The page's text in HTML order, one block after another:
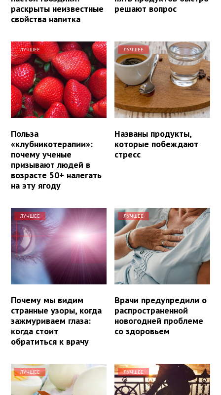
раскрыты неизвестные
свойства напитка
решают вопрос
ЛУЧШЕЕ
Польза
«клубникотерапии»:
почему ученые
призывают людей в
возрасте 50+ налегать
на эту ягоду
ЛУЧШЕЕ
Названы продукты,
которые побеждают
стресс
ЛУЧШЕЕ
Почему мы видим
странные узоры, когда
зажмуриваем глаза:
когда стоит
обратиться к врачу
ЛУЧШЕЕ
Врачи предупредили о
распространенной
новогодней проблеме
со здоровьем
ЛУЧШЕЕ ЛУЧШЕЕ